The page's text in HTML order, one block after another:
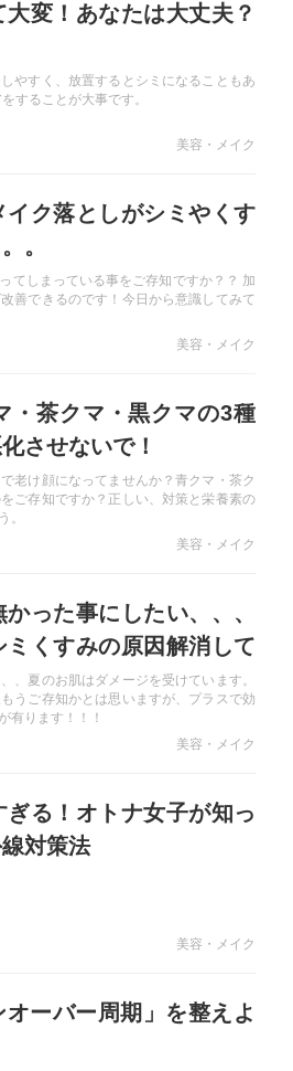
変！あなたは大丈夫？
やすく、放置するとシミになることもあ
することが大事です。
美容・メイク
ク落としがシミやくす
。
てしまっている事をご存知ですか？？ 加
善できるのです！今日から意識してみて
美容・メイク
・茶クマ・黒クマの3種
させないで！
老け顔になってませんか？青クマ・茶ク
ご存知ですか？正しい、対策と栄養素の
。
美容・メイク
った事にしたい、、、
くすみの原因解消して
、夏のお肌はダメージを受けています。
うご存知かとは思いますが、プラスで効
有ります！！！
美容・メイク
る！オトナ女子が知っ
対策法
美容・メイク
ーバー周期」を整えよ